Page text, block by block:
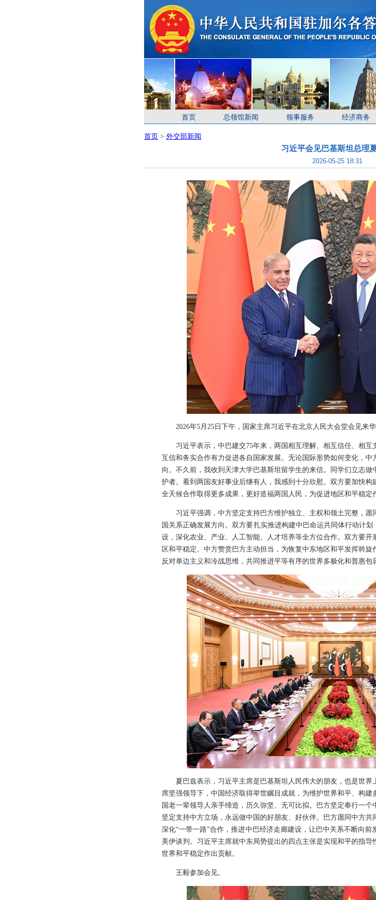
首页 总领馆新闻 领事服务 经济商务
首页 > 外交部新闻
习近平会见巴基斯坦总理
2026-05-25 18:31
2026年5月25日下午，国家主席习近平在北京人民大会堂会见来
习近平表示，中巴建交75年来，两国相互理解、相互信任、相
互信和务实合作有力促进各自国家发展。无论国际形势如何变化，
向。不久前，我收到天津大学巴基斯坦留学生的来信。同学们立志
护者。看到两国友好事业后继有人，我感到十分欣慰。双方要加快
全天候合作取得更多成果，更好造福两国人民，为促进地区和平稳定
习近平强调，中方坚定支持巴方维护独立、主权和领土完整，
国关系正确发展方向。双方要扎实推进构建中巴命运共同体行动计
设，深化农业、产业、人工智能、人才培养等全方位合作。双方要
区和平稳定。中方赞赏巴方主动担当，为恢复中东地区和平发挥斡
反对单边主义和冷战思维，共同推进平等有序的世界多极化和普惠包
夏巴兹表示，习近平主席是巴基斯坦人民伟大的朋友，也是世
席坚强领导下，中国经济取得举世瞩目成就，为维护世界和平、构
国老一辈领导人亲手缔造，历久弥坚、无可比拟。巴方坚定奉行一
坚定支持中方立场，永远做中国的好朋友、好伙伴。巴方愿同中方共
深化“一带一路”合作，推进中巴经济走廊建设，让巴中关系不断向
美伊谈判。习近平主席就中东局势提出的四点主张是实现和平的指
世界和平稳定作出贡献。
王毅参加会见。